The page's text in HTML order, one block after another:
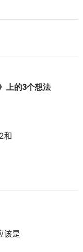
上的3个想法
和
该是